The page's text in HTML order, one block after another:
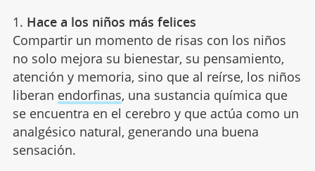
1. Hace a los niños más felices
Compartir un momento de risas con los niños
no solo mejora su bienestar, su pensamiento,
atención y memoria, sino que al reírse, los niños
liberan endorfinas, una sustancia química que
se encuentra en el cerebro y que actúa como un
analgésico natural, generando una buena
sensación.